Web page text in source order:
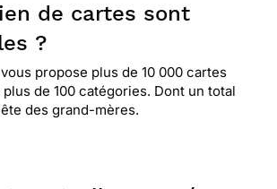
de cartes sont
?
propose plus de 10 000 cartes
de 100 catégories. Dont un total
des grand-mères.